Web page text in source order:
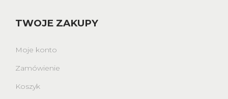
TWOJE ZAKUPY
Moje konto
Zamówienie
Koszyk